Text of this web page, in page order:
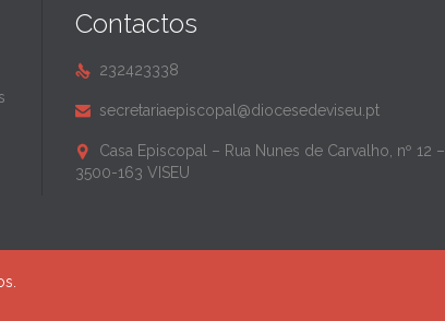
Contactos
 232423338
 secretariaepiscopal@diocesedeviseu.pt

Casa Episcopal – Rua Nunes de Carvalho, nº 12 –
3500-163 VISEU